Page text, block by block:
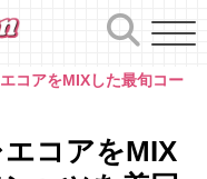
コアをMIXした最旬コー
エコアをMIX